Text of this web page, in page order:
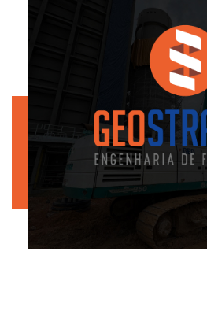
25
YEARS OF EXPERIENCE